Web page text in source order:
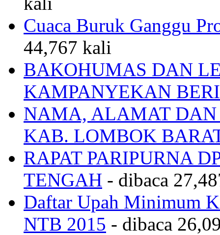
Cuaca Buruk Ganggu
44,767 kali
BAKOHUMAS DAN
KAMPANYEKAN
NAMA, ALAMAT DAN
KAB. LOMBOK
RAPAT PARIPURNA
TENGAH - dibaca
Daftar Upah Minimum
NTB 2015 - dibaca